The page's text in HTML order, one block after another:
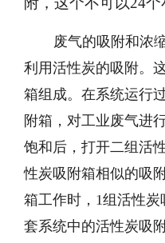
废气的吸附和浓
利用活性炭的吸附。
箱组成。在系统运行
附箱，对工业废气进
饱和后，打开二组活
性炭吸附箱相似的吸
箱工作时，1组活性
套系统中的活性炭吸